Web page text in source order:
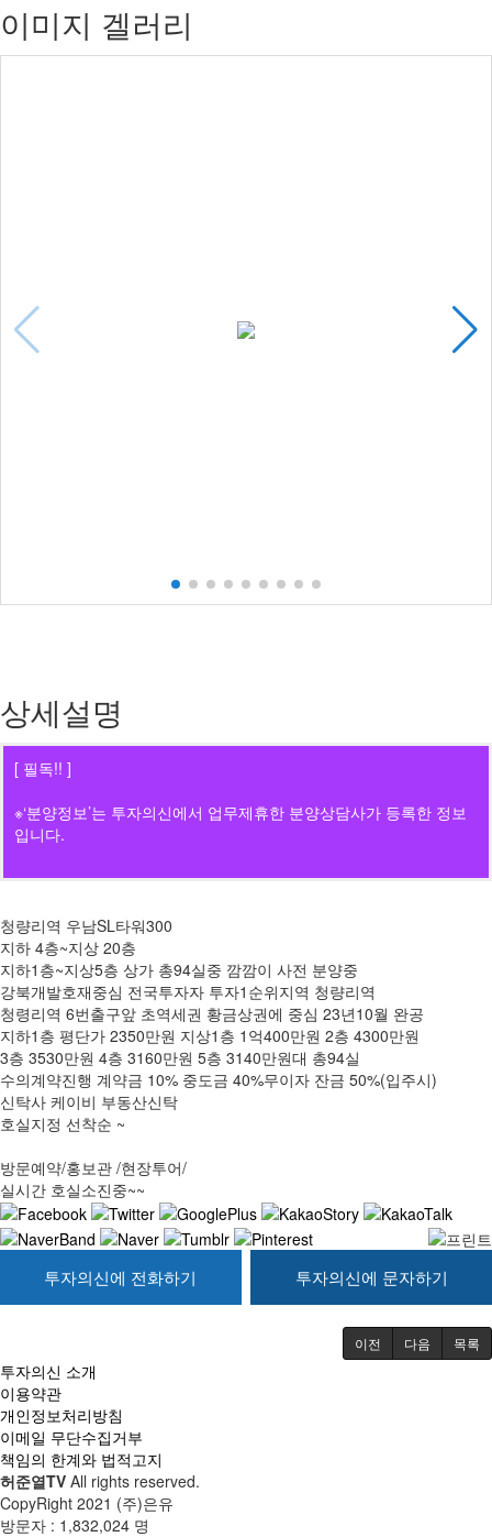
이미지 겔러리
상세설명
[ 필독!! ]
※‘분양정보’는 투자의신에서 업무제휴한 분양상담사가 등록한 정보
입니다.
청량리역 우남SL타워300
지하 4층~지상 20층
지하1층~지상5층 상가 총94실중 깜깜이 사전 분양중
강북개발호재중심 전국투자자 투자1순위지역 청량리역
청령리역 6번출구앞 초역세권 황금상권에 중심 23년10월 완공
지하1층 평단가 2350만원 지상1층 1억400만원 2층 4300만원
3층 3530만원 4층 3160만원 5층 3140만원대 총94실
수의계약진행 계약금 10% 중도금 40%무이자 잔금 50%(입주시)
신탁사 케이비 부동산신탁
호실지정 선착순 ~
방문예약/홍보관 /현장투어/
실시간 호실소진중~~
투자의신에 전화하기 투자의신에 문자하기
이전 다음 목록
투자의신 소개
이용약관
개인정보처리방침
이메일 무단수집거부
책임의 한계와 법적고지
허준열TV All rights reserved.
CopyRight 2021 (주)은유
방문자 : 1,832,024 명